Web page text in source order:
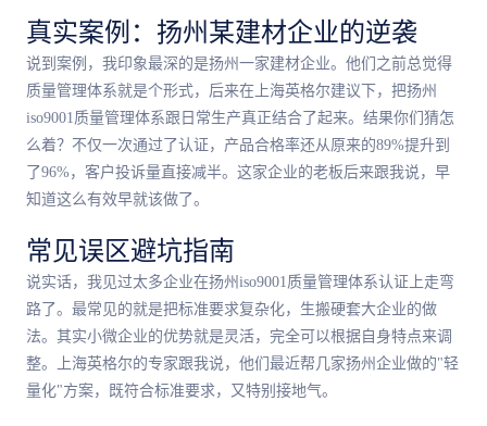
真实案例：扬州某建材企业的逆袭
说到案例，我印象最深的是扬州一家建材企业。他们之前总觉得
质量管理体系就是个形式，后来在上海英格尔建议下，把扬州
iso9001质量管理体系跟日常生产真正结合了起来。结果你们猜怎
么着？不仅一次通过了认证，产品合格率还从原来的89%提升到
了96%，客户投诉量直接减半。这家企业的老板后来跟我说，早
知道这么有效早就该做了。
常见误区避坑指南
说实话，我见过太多企业在扬州iso9001质量管理体系认证上走弯
路了。 最常见的就是把标准要求复杂化，生搬硬套大企业的做
法。其实小微企业的优势就是灵活，完全可以根据自身特点来调
整。上海英格尔的专家跟我说，他们最近帮几家扬州企业做的"轻
量化"方案，既符合标准要求，又特别接地气。